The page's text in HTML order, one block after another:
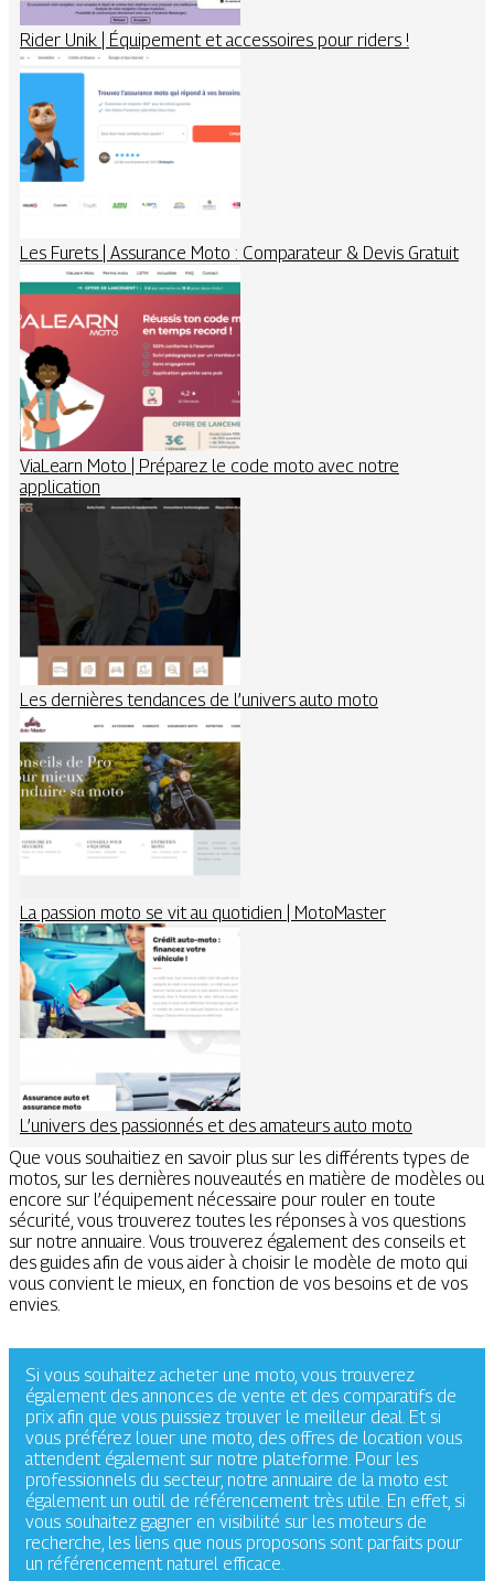
Rider Unik | Équipement et accessoires pour riders !
Les Furets | Assurance Moto : Comparateur & Devis Gratuit
ViaLearn Moto | Préparez le code moto avec notre
application
Les dernières tendances de l’univers auto moto
La passion moto se vit au quotidien | MotoMaster
L’univers des passionnés et des amateurs auto moto
Que vous souhaitiez en savoir plus sur les différents types de
motos, sur les dernières nouveautés en matière de modèles ou
encore sur l’équipement nécessaire pour rouler en toute
sécurité, vous trouverez toutes les réponses à vos questions
sur notre annuaire. Vous trouverez également des conseils et
des guides afin de vous aider à choisir le modèle de moto qui
vous convient le mieux, en fonction de vos besoins et de vos
envies.
Si vous souhaitez acheter une moto, vous trouverez
également des annonces de vente et des comparatifs de
prix afin que vous puissiez trouver le meilleur deal. Et si
vous préférez louer une moto, des offres de location vous
attendent également sur notre plateforme. Pour les
professionnels du secteur, notre annuaire de la moto est
également un outil de référencement très utile. En effet, si
vous souhaitez gagner en visibilité sur les moteurs de
recherche, les liens que nous proposons sont parfaits pour
un référencement naturel efficace.